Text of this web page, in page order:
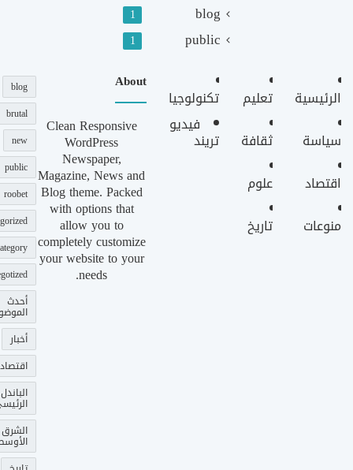
blog
1
public
1
الرئيسية
سياسة
اقتصاد
منوعات
تعليم
ثقافة
علوم
تاريخ
تكنولوجيا
فيديو
تريند
About
Clean Responsive
WordPress
Newspaper,
Magazine, News and
Blog theme. Packed
with options that
allow you to
completely customize
your website to your
needs.
blog
brutal
new
public
roobet
أحدث
أخبار
اقتصاد
الباندل
الشرق